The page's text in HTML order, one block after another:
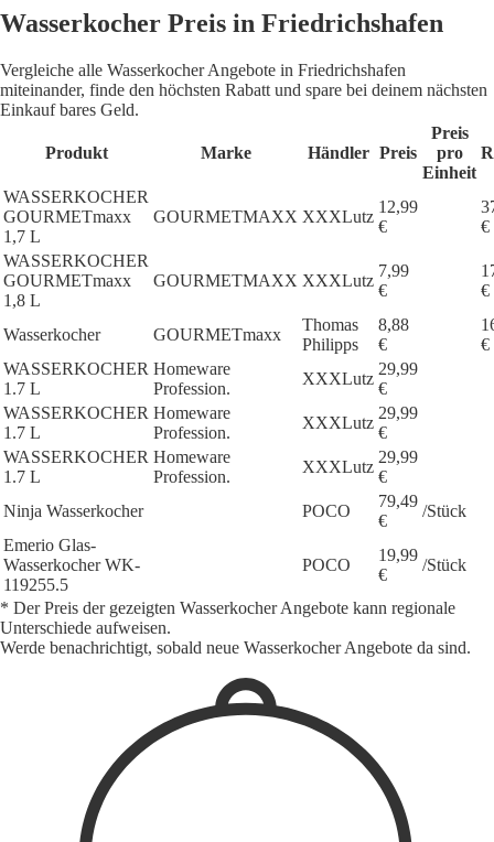
Wasserkocher Preis in Friedrichshafen
Vergleiche alle Wasserkocher Angebote in Friedrichshafen
miteinander, finde den höchsten Rabatt und spare bei deinem nächsten
Einkauf bares Geld.
Produkt Marke Händler Preis
Preis
pro
Einheit
WASSERKOCHER
GOURMETmaxx
1,7 L
GOURMETMAXX XXXLutz
12,99
€
€
WASSERKOCHER
GOURMETmaxx
1,8 L
GOURMETMAXX XXXLutz
7,99
€
€
Wasserkocher GOURMETmaxx
Thomas
Philipps
8,88
€
€
WASSERKOCHER
1.7 L
Homeware
Profession.
XXXLutz
29,99
€
WASSERKOCHER
1.7 L
Homeware
Profession.
XXXLutz
29,99
€
WASSERKOCHER
1.7 L
Homeware
Profession.
XXXLutz
29,99
€
Ninja Wasserkocher
POCO
79,49
€
/Stück
Emerio Glas-
Wasserkocher WK-
119255.5
POCO
19,99
€
/Stück
* Der Preis der gezeigten Wasserkocher Angebote kann regionale
Unterschiede aufweisen.
Werde benachrichtigt, sobald neue Wasserkocher Angebote da sind.